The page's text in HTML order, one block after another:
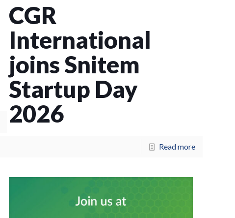
CGR
International
joins Snitem
Startup Day
2026
Read more